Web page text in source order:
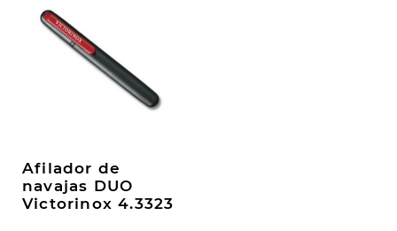
Afilador de
navajas DUO
Victorinox 4.3323